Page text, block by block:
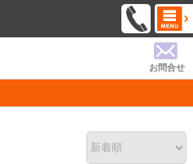
お問合せ